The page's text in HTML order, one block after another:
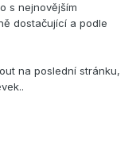
s nejnovějším
dostačující a podle
na poslední stránku,